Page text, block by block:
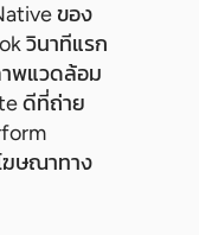
ของ
วินาทีแรก
พแวดล้อม
ดีที่ถ่าย
ฆษณาทาง